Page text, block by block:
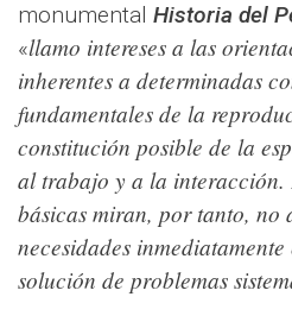
monumental Historia del
«llamo intereses a las
inherentes a determinadas
fundamentales de la
constitución posible de la
al trabajo y a la interacción.
básicas miran, por tanto, no
necesidades
solución de problemas